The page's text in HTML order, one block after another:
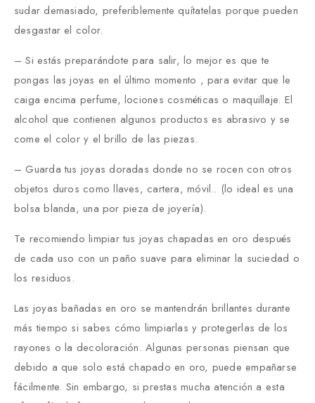
sudar demasiado, preferiblemente quítatelas porque pueden
desgastar el color.
– Si estás preparándote para salir, lo mejor es que te
pongas las joyas en el último momento , para evitar que le
caiga encima perfume, lociones cosméticas o maquillaje. El
alcohol que contienen algunos productos es abrasivo y se
come el color y el brillo de las piezas.
– Guarda tus joyas doradas donde no se rocen con otros
objetos duros como llaves, cartera, móvil.. (lo ideal es una
bolsa blanda, una por pieza de joyería).
Te recomiendo limpiar tus joyas chapadas en oro después
de cada uso con un paño suave para eliminar la suciedad o
los residuos.
Las joyas bañadas en oro se mantendrán brillantes durante
más tiempo si sabes cómo limpiarlas y protegerlas de los
rayones o la decoloración. Algunas personas piensan que
debido a que solo está chapado en oro, puede empañarse
fácilmente. Sin embargo, si prestas mucha atención a esta